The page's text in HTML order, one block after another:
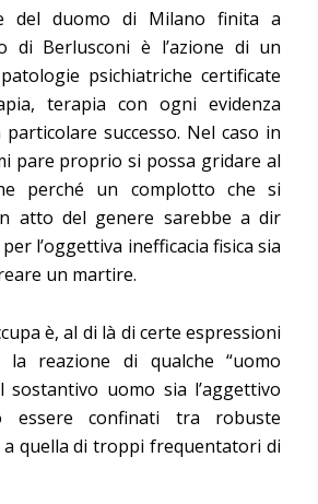
del duomo di Milano finita a
di Berlusconi è l’azione di un
psichiatriche certificate
terapia con ogni evidenza
successo. Nel caso in
pare proprio si possa gridare al
perché un complotto che si
atto del genere sarebbe a dir
l’oggettiva inefficacia fisica sia
un martire.
è, al di là di certe espressioni
la reazione di qualche “uomo
sostantivo uomo sia l’aggettivo
essere confinati tra robuste
quella di troppi frequentatori di